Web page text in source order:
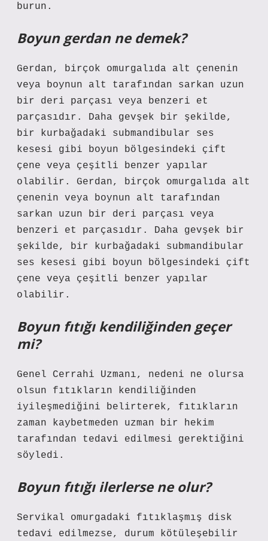
burun.
Boyun gerdan ne demek?
Gerdan, birçok omurgalıda alt çenenin
veya boynun alt tarafından sarkan uzun
bir deri parçası veya benzeri et
parçasıdır. Daha gevşek bir şekilde,
bir kurbağadaki submandibular ses
kesesi gibi boyun bölgesindeki çift
çene veya çeşitli benzer yapılar
olabilir. Gerdan, birçok omurgalıda alt
çenenin veya boynun alt tarafından
sarkan uzun bir deri parçası veya
benzeri et parçasıdır. Daha gevşek bir
şekilde, bir kurbağadaki submandibular
ses kesesi gibi boyun bölgesindeki çift
çene veya çeşitli benzer yapılar
olabilir.
Boyun fıtığı kendiliğinden geçer
mi?
Genel Cerrahi Uzmanı, nedeni ne olursa
olsun fıtıkların kendiliğinden
iyileşmediğini belirterek, fıtıkların
zaman kaybetmeden uzman bir hekim
tarafından tedavi edilmesi gerektiğini
söyledi.
Boyun fıtığı ilerlerse ne olur?
Servikal omurgadaki fıtıklaşmış disk
tedavi edilmezse, durum kötüleşebilir